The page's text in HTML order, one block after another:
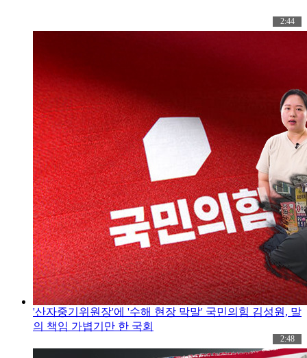
2:44
'산자중기위원장'에 '수해 현장 막말' 국민의힘 김성원, 말
의 책임 가볍기만 한 국회
2:48